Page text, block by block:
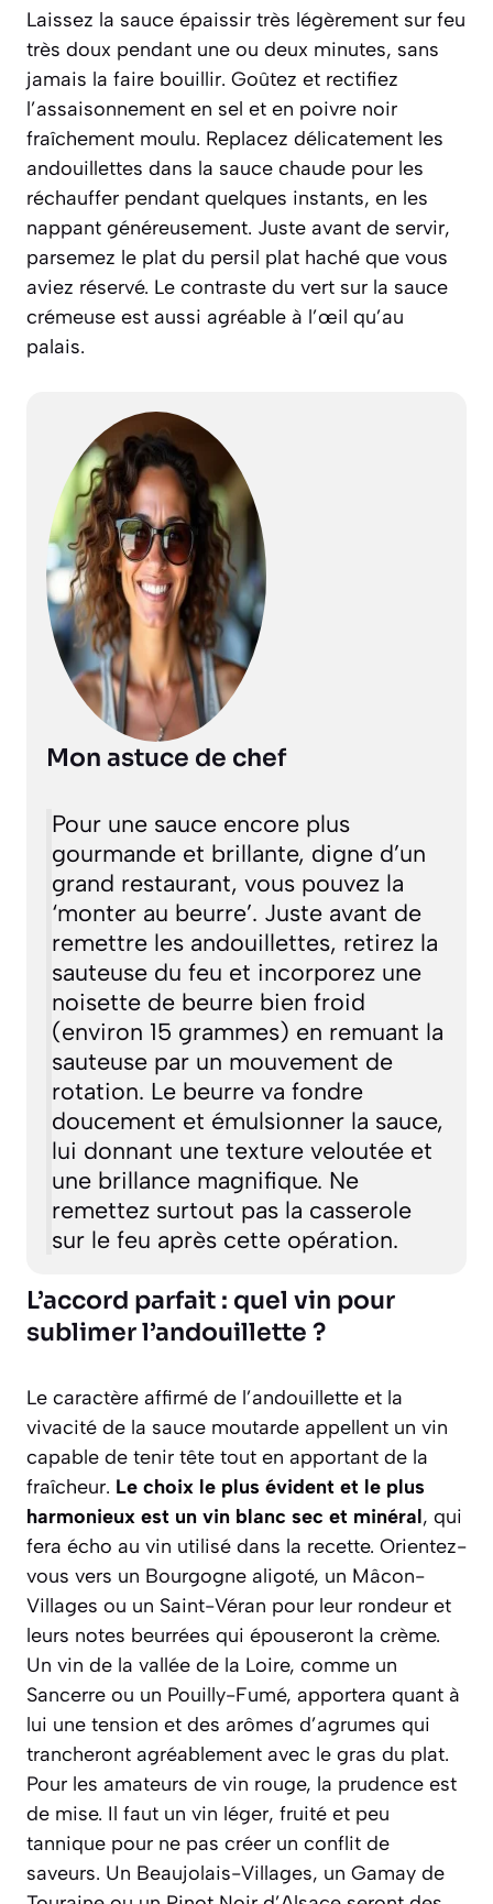
Laissez la sauce épaissir très légèrement sur feu
très doux pendant une ou deux minutes, sans
jamais la faire bouillir. Goûtez et rectifiez
l’assaisonnement en sel et en poivre noir
fraîchement moulu. Replacez délicatement les
andouillettes dans la sauce chaude pour les
réchauffer pendant quelques instants, en les
nappant généreusement. Juste avant de servir,
parsemez le plat du persil plat haché que vous
aviez réservé. Le contraste du vert sur la sauce
crémeuse est aussi agréable à l’œil qu’au
palais.
Mon astuce de chef
Pour une sauce encore plus
gourmande et brillante, digne d’un
grand restaurant, vous pouvez la
‘monter au beurre’. Juste avant de
remettre les andouillettes, retirez la
sauteuse du feu et incorporez une
noisette de beurre bien froid
(environ 15 grammes) en remuant la
sauteuse par un mouvement de
rotation. Le beurre va fondre
doucement et émulsionner la sauce,
lui donnant une texture veloutée et
une brillance magnifique. Ne
remettez surtout pas la casserole
sur le feu après cette opération.
L’accord parfait : quel vin pour
sublimer l’andouillette ?
Le caractère affirmé de l’andouillette et la
vivacité de la sauce moutarde appellent un vin
capable de tenir tête tout en apportant de la
fraîcheur. Le choix le plus évident et le plus
harmonieux est un vin blanc sec et minéral, qui
fera écho au vin utilisé dans la recette. Orientez-
vous vers un Bourgogne aligoté, un Mâcon-
Villages ou un Saint-Véran pour leur rondeur et
leurs notes beurrées qui épouseront la crème.
Un vin de la vallée de la Loire, comme un
Sancerre ou un Pouilly-Fumé, apportera quant à
lui une tension et des arômes d’agrumes qui
trancheront agréablement avec le gras du plat.
Pour les amateurs de vin rouge, la prudence est
de mise. Il faut un vin léger, fruité et peu
tannique pour ne pas créer un conflit de
saveurs. Un Beaujolais-Villages, un Gamay de